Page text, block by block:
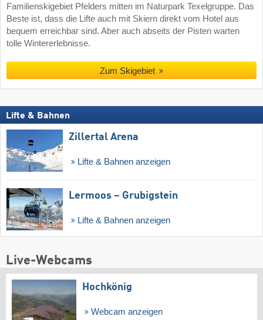
Familienskigebiet Pfelders mitten im Naturpark Texelgruppe. Das
Beste ist, dass die Lifte auch mit Skiern direkt vom Hotel aus
bequem erreichbar sind. Aber auch abseits der Pisten warten
tolle Wintererlebnisse.
Zum Skigebiet
Lifte & Bahnen
Zillertal Arena
Lifte & Bahnen anzeigen
Lermoos – Grubigstein
Lifte & Bahnen anzeigen
Live-Webcams
Hochkönig
Webcam anzeigen